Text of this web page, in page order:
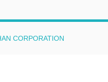
CORPORATION